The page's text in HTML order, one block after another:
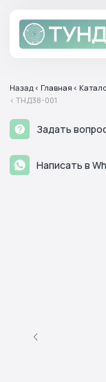
Задать вопрос
Написать в Whatsapp